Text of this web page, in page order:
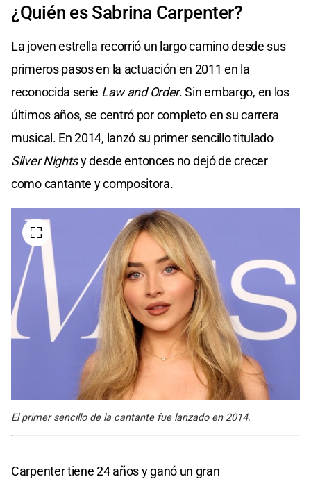
¿Quién es Sabrina Carpenter?
La joven estrella recorrió un largo camino desde sus
primeros pasos en la actuación en 2011 en la
reconocida serie Law and Order. Sin embargo, en los
últimos años, se centró por completo en su carrera
musical. En 2014, lanzó su primer sencillo titulado
Silver Nightsy desde entonces no dejó de crecer
como cantante y compositora.
El primer sencillo de la cantante fue lanzado en 2014.
Carpenter tiene 24 años y ganó un gran